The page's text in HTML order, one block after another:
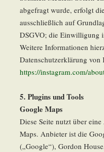
abgefragt wurde, erfolgt
ausschließlich auf
DSGVO; die Einwilligung
Weitere Informationen
Datenschutzerklärung von
https://instagram.com/
5. Plugins und Tools
Google Maps
Diese Seite nutzt über
Maps. Anbieter ist die
(„Google“), Gordon